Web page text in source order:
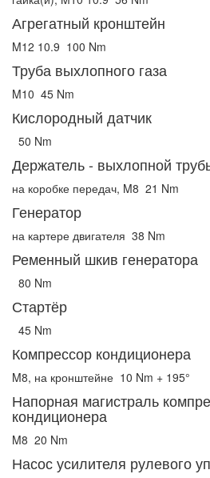
Агрегатный кронштейн
M12 10.9 100 Nm
Труба выхлопного газа
M10 45 Nm
Кислородный датчик
50 Nm
Держатель - выхлопной
на коробке передач, M8 21 Nm
Генератор
на картере двигателя 38 Nm
Ременный шкив генератора
80 Nm
Стартёр
45 Nm
Компрессор кондиционера
M8, на кронштейне 10 Nm + 195°
Напорная магистраль
кондиционера
M8 20 Nm
Насос усилителя рулевого